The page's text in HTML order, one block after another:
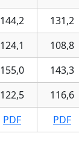
144,2 131,2
124,1 108,8
155,0 143,3
122,5 116,6
PDF PDF